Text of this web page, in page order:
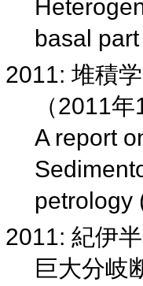
basal
2011: 堆積
（2011
A report
petrology
2011: 紀伊
巨大分岐